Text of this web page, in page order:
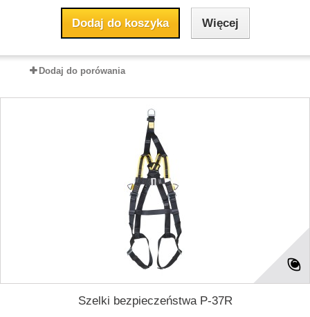
Dodaj do koszyka Więcej
Dodaj do porówania
Szelki bezpieczeństwa P-37R